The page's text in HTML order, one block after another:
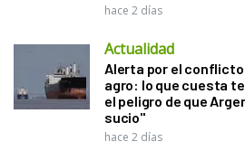
hace 2 días
Actualidad
Alerta por el
agro: lo que cuesta
el peligro de que
sucio"
hace 2 días